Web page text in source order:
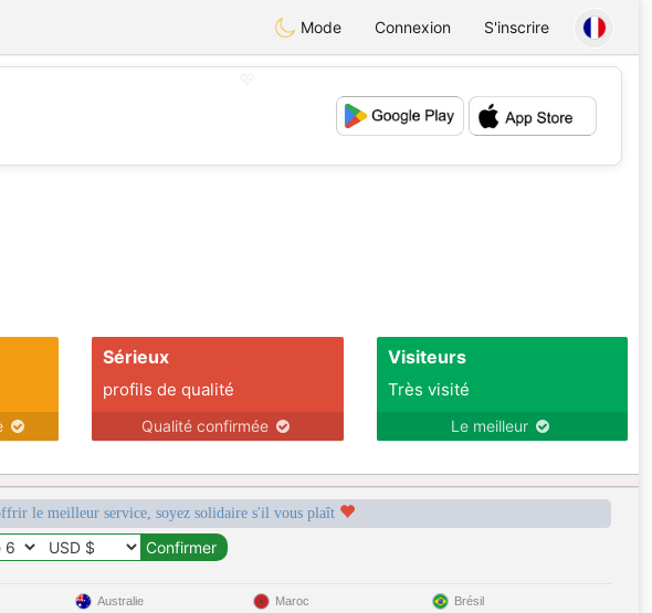
Mode Connexion S'inscrire
💕
Sérieux
profils de qualité
Qualité confirmée
Visiteurs
Très visité
Le meilleur
le meilleur service, soyez solidaire s'il vous plaît
Australie Maroc Brésil